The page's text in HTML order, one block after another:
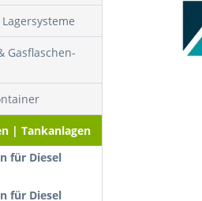
Gasflaschen-
| Tankanlagen
für Diesel
für Diesel